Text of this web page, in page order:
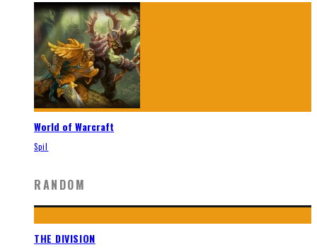
World of Warcraft
Spil
RANDOM
THE DIVISION